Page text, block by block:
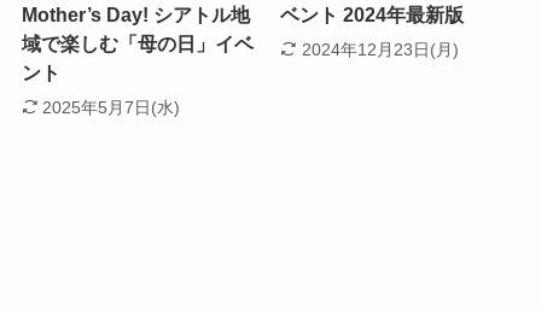
Mother’s Day! シアトル地
域で楽しむ「母の日」イベ
ント
2025年5月7日(水)
ベント 2024年最新版
2024年12月23日(月)